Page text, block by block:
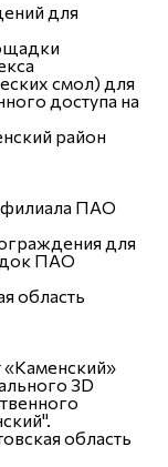
для
смол) для
доступа на
район
филиала ПАО
для
ПАО
область
3D
область